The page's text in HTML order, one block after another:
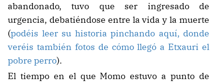
abandonado, tuvo que ser ingresado de
urgencia, debatiéndose entre la vida y la muerte
(podéis leer su historia pinchando aquí, donde
veréis también fotos de cómo llegó a Etxauri el
pobre perro).
El tiempo en el que Momo estuvo a punto de